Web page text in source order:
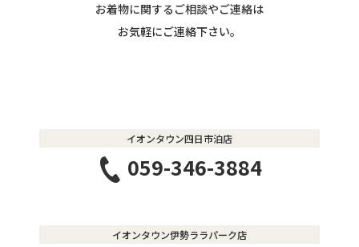
お着物に関するご相談やご連絡は
​​​​​​​お気軽にご連絡下さい。
イオンタウン四日市泊店
059-346-3884
イオンタウン伊勢ララパーク店